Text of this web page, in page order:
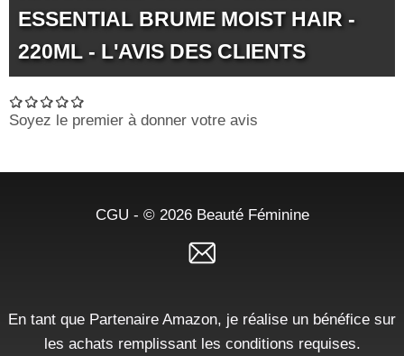
ESSENTIAL BRUME MOIST HAIR -
220ML - L'AVIS DES CLIENTS
Soyez le premier à donner votre avis
CGU - © 2026 Beauté Féminine
En tant que Partenaire Amazon, je réalise un bénéfice sur
les achats remplissant les conditions requises.